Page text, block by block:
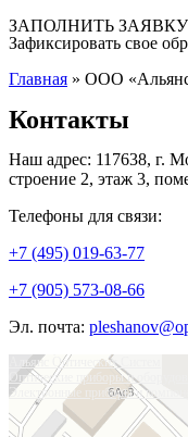
ЗАПОЛНИТЬ
Зафиксировать свое
Главная » ООО «Альянс
Контакты
Наш адрес: 117638, г.
строение 2, этаж 3,
Телефоны для связи:
+7 (495) 019-63-77
+7 (905) 573-08-66
Эл. почта:
Альянс Оптических Систем
Оптические приборы и
Электронные приборы и